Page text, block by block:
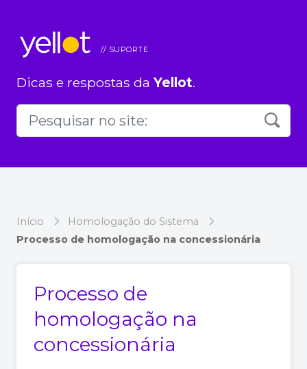
Dicas e respostas da Yellot.
Início
Homologação do Sistema
Processo de homologação na concessionária
Processo de
homologação na
concessionária